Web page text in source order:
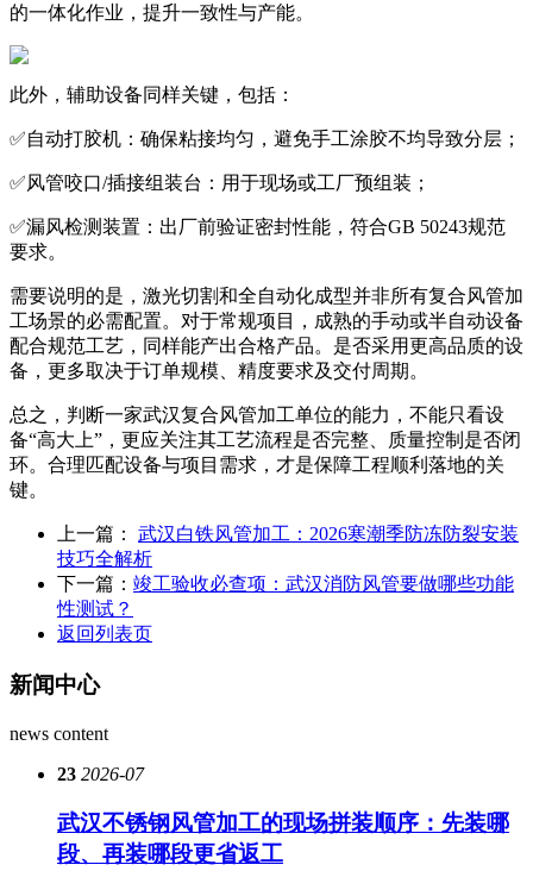
的一体化作业，提升一致性与产能。
此外，辅助设备同样关键，包括：
✅自动打胶机：确保粘接均匀，避免手工涂胶不均导致分层；
✅风管咬口/插接组装台：用于现场或工厂预组装；
✅漏风检测装置：出厂前验证密封性能，符合GB 50243规范
要求。
需要说明的是，激光切割和全自动化成型并非所有复合风管加
工场景的必需配置。对于常规项目，成熟的手动或半自动设备
配合规范工艺，同样能产出合格产品。是否采用更高品质的设
备，更多取决于订单规模、精度要求及交付周期。
总之，判断一家武汉复合风管加工单位的能力，不能只看设
备“高大上”，更应关注其工艺流程是否完整、质量控制是否闭
环。合理匹配设备与项目需求，才是保障工程顺利落地的关
键。
上一篇： 武汉白铁风管加工：2026寒潮季防冻防裂安装
技巧全解析
下一篇： 竣工验收必查项：武汉消防风管要做哪些功能
性测试？
返回列表页
新闻中心
news content
23 2026-07
武汉不锈钢风管加工的现场拼装顺序：先装哪
段、再装哪段更省返工